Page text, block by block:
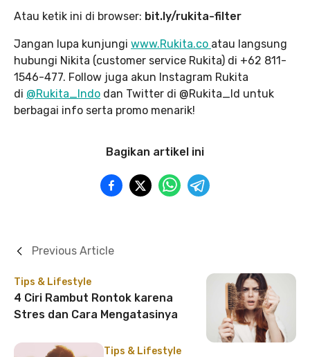
Atau ketik ini di browser: bit.ly/rukita-filter
Jangan lupa kunjungi www.Rukita.co atau langsung
hubungi Nikita (customer service Rukita) di +62 811-
1546-477. Follow juga akun Instagram Rukita
di @Rukita_Indo dan Twitter di @Rukita_Id untuk
berbagai info serta promo menarik!
Bagikan artikel ini
Tips & Lifestyle
4 Ciri Rambut Rontok karena
Stres dan Cara Mengatasinya
Previous Article
Tips & Lifestyle